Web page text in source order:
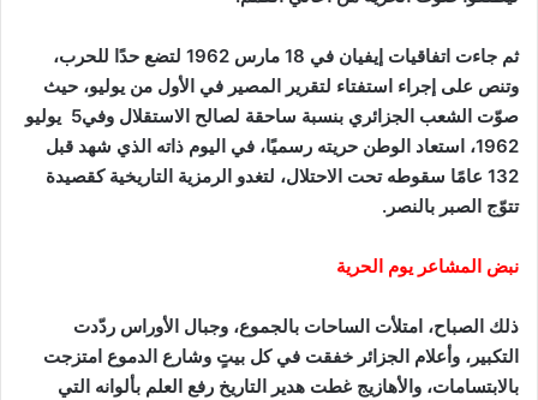
ثم جاءت اتفاقيات إيفيان في 18
مارس 1962 لتضع حدًا للحرب،
وتنص على إجراء استفتاء لتقرير المصير في الأول من يوليو، حيث
صوّت الشعب الجزائري بنسبة ساحقة لصالح الاستقلال وفي5 يوليو
1962، استعاد الوطن حريته رسميًا، في اليوم ذاته الذي شهد قبل
132 عامًا سقوطه تحت الاحتلال، لتغدو الرمزية التاريخية كقصيدة
تتوّج الصبر بالنصر .
نبض المشاعر يوم الحرية
ذلك الصباح، امتلأت الساحات بالجموع، وجبال الأوراس ردّدت
التكبير، وأعلام الجزائر خفقت في كل بيتٍ وشارع الدموع امتزجت
بالابتسامات، والأهازيج غطت هدير التاريخ رفع العلم بألوانه التي